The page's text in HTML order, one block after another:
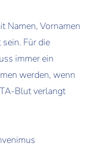
Namen, Vornamen
Für die
immer ein
werden, wenn
Blut verlangt